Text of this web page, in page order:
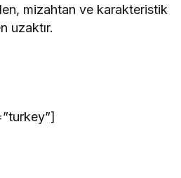
mizahtan ve karakteristik
uzaktır.